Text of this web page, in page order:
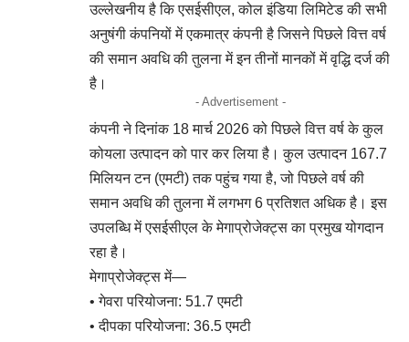
उल्लेखनीय है कि एसईसीएल, कोल इंडिया लिमिटेड की सभी
अनुषंगी कंपनियों में एकमात्र कंपनी है जिसने पिछले वित्त वर्ष
की समान अवधि की तुलना में इन तीनों मानकों में वृद्धि दर्ज की
है।
- Advertisement -
कंपनी ने दिनांक 18 मार्च 2026 को पिछले वित्त वर्ष के कुल
कोयला उत्पादन को पार कर लिया है। कुल उत्पादन 167.7
मिलियन टन (एमटी) तक पहुंच गया है, जो पिछले वर्ष की
समान अवधि की तुलना में लगभग 6 प्रतिशत अधिक है। इस
उपलब्धि में एसईसीएल के मेगाप्रोजेक्ट्स का प्रमुख योगदान
रहा है।
मेगाप्रोजेक्ट्स में—
• गेवरा परियोजना: 51.7 एमटी
• दीपका परियोजना: 36.5 एमटी